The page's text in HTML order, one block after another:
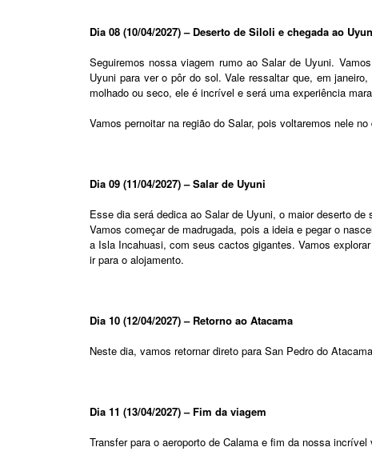
Dia 08 (10/04/2027) – Deserto de Siloli e chegada ao
Seguiremos nossa viagem rumo ao Salar de Uyuni.
Uyuni para ver o pôr do sol. Vale ressaltar que, em
molhado ou seco, ele é incrível e será uma experiência
Vamos pernoitar na região do Salar, pois voltaremos nele no
Dia 09 (11/04/2027) – Salar de Uyuni
Esse dia será dedica ao Salar de Uyuni, o maior deserto de
Vamos começar de madrugada, pois a ideia e pegar o
a Isla Incahuasi, com seus cactos gigantes. Vamos
ir para o alojamento.
Dia 10 (12/04/2027) – Retorno ao Atacama
Neste dia, vamos retornar direto para San Pedro do
Dia 11 (13/04/2027) – Fim da viagem
Transfer para o aeroporto de Calama e fim da nossa incrível